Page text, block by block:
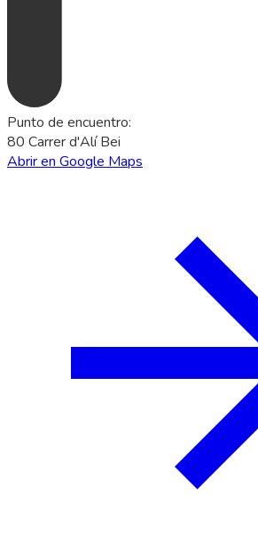
Punto de encuentro:
80 Carrer d'Alí Bei
Abrir en Google Maps